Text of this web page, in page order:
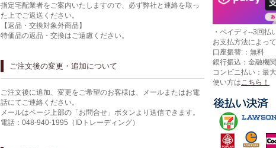
指定宅配業者をご案内いたしますので、必ず弊社と連絡を取っ
た上でご返送ください。
【返品・交換対象外商品】
特価品の返品・交換はご遠慮ください。
ご注文後の変更・追加について
ご注文後に追加、変更をご希望のお客様は、メールまたはお電
話にてご連絡ください。
メールはページ上部の「お問合せ」ボタンより送信できます。
電話：048-940-1995（IDトレーディング）
・ペイディ--3回払
お支払方法によっ
口座振替:：無料
銀行振込：金融機
コンビニ払い：最
使い方は こちら！